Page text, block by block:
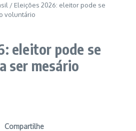
/ Eleições 2026: eleitor pode se
voluntário
eleitor pode se
ser mesário
Compartilhe